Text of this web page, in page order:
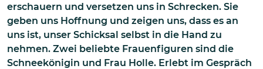
erschauern und versetzen uns in Schrecken. Sie
geben uns Hoffnung und zeigen uns, dass es an
uns ist, unser Schicksal selbst in die Hand zu
nehmen. Zwei beliebte Frauenfiguren sind die
Schneekönigin und Frau Holle. Erlebt im Gespräch